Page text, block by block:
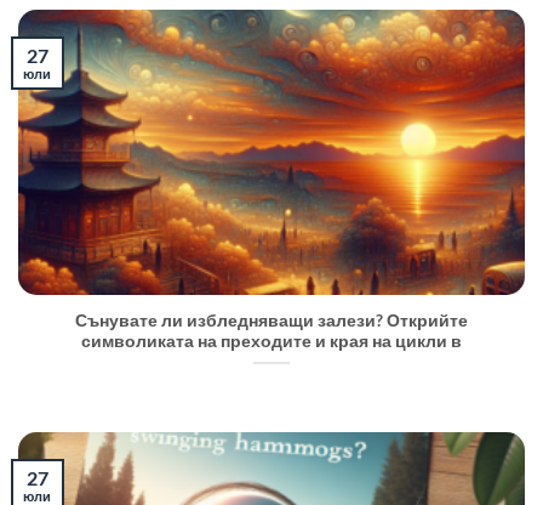
Сънувате ли избледняващи залези? Открийте
символиката на преходите и края на цикли в
27
юли
27
юли